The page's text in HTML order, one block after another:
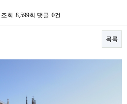
조회 8,599회 댓글 0건
목록